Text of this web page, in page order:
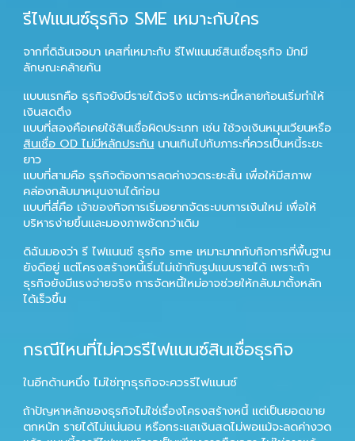
รีไฟแนนซ์ธุรกิจ SME เหมาะกับใคร
จากที่ดิฉันเจอมา เคสที่เหมาะกับ รีไฟแนนซ์สินเชื่อธุรกิจ มักมี
ลักษณะคล้ายกัน
แบบแรกคือ ธุรกิจยังมีรายได้จริง แต่ภาระหนี้หลายก้อนเริ่มทำให้
เงินสดตึง
แบบที่สองคือเคยใช้สินเชื่อผิดประเภท เช่น ใช้วงเงินหมุนเวียนหรือ
สินเชื่อ OD ไม่มีหลักประกัน นานเกินไปกับภาระที่ควรเป็นหนี้ระยะ
ยาว
แบบที่สามคือ ธุรกิจต้องการลดค่างวดระยะสั้น เพื่อให้มีสภาพ
คล่องกลับมาหมุนงานได้ก่อน
แบบที่สี่คือ เจ้าของกิจการเริ่มอยากจัดระบบการเงินใหม่ เพื่อให้
บริหารง่ายขึ้นและมองภาพชัดกว่าเดิม
ดิฉันมองว่า รี ไฟแนนซ์ ธุรกิจ sme เหมาะมากกับกิจการที่พื้นฐาน
ยังดีอยู่ แต่โครงสร้างหนี้เริ่มไม่เข้ากับรูปแบบรายได้ เพราะถ้า
ธุรกิจยังมีแรงจ่ายจริง การจัดหนี้ใหม่อาจช่วยให้กลับมาตั้งหลัก
ได้เร็วขึ้น
กรณีไหนที่ไม่ควรรีไฟแนนซ์สินเชื่อธุรกิจ
ในอีกด้านหนึ่ง ไม่ใช่ทุกธุรกิจจะควรรีไฟแนนซ์
ถ้าปัญหาหลักของธุรกิจไม่ใช่เรื่องโครงสร้างหนี้ แต่เป็นยอดขาย
ตกหนัก รายได้ไม่แน่นอน หรือกระแสเงินสดไม่พอแม้จะลดค่างวด